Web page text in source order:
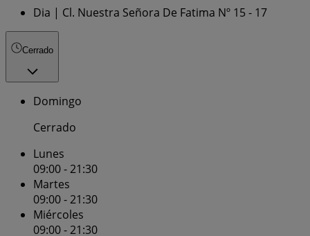
Dia | Cl. Nuestra Señora De Fatima Nº 15 - 17
Cerrado
Domingo
Cerrado
Lunes
09:00 - 21:30
Martes
09:00 - 21:30
Miércoles
09:00 - 21:30